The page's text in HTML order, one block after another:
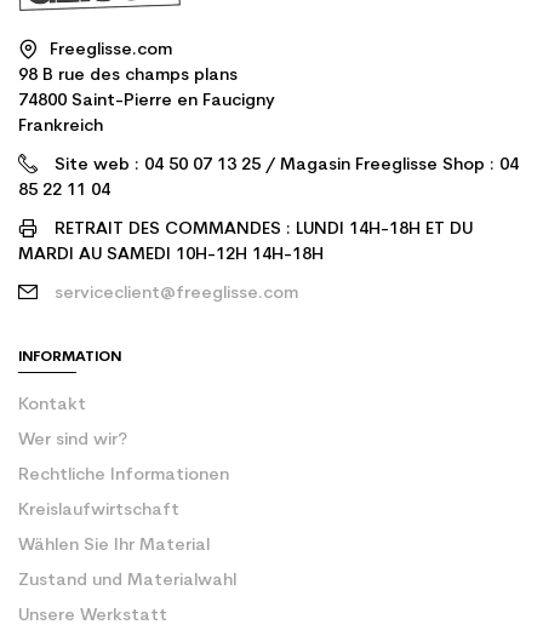
Freeglisse.com
98 B rue des champs plans
74800 Saint-Pierre en Faucigny
Frankreich
Site web : 04 50 07 13 25 / Magasin Freeglisse Shop : 04
85 22 11 04
RETRAIT DES COMMANDES : LUNDI 14H-18H ET DU
MARDI AU SAMEDI 10H-12H 14H-18H
serviceclient@freeglisse.com
INFORMATION
Kontakt
Wer sind wir?
Rechtliche Informationen
Kreislaufwirtschaft
Wählen Sie Ihr Material
Zustand und Materialwahl
Unsere Werkstatt